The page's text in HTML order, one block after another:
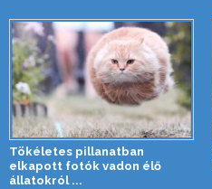
Tökéletes pillanatban
elkapott fotók vadon élő
állatokról ...